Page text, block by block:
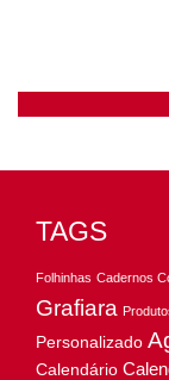
TAGS
Folhinhas Cadernos
Grafiara
Personalizado
Calendário